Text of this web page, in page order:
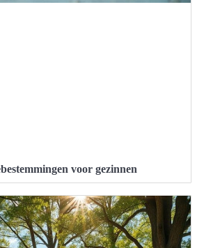
voor gezinnen